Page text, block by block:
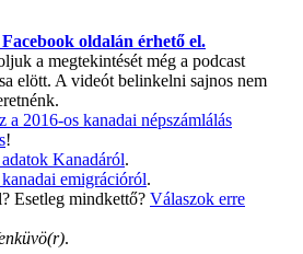
oldalán érhető el.
a megtekintését még a podcast
elött. A videót belinkelni sajnos nem
a 2016-os kanadai népszámlálás
!
Kanadáról.
emigrációról.
Esetleg mindkettő? Válaszok erre
.